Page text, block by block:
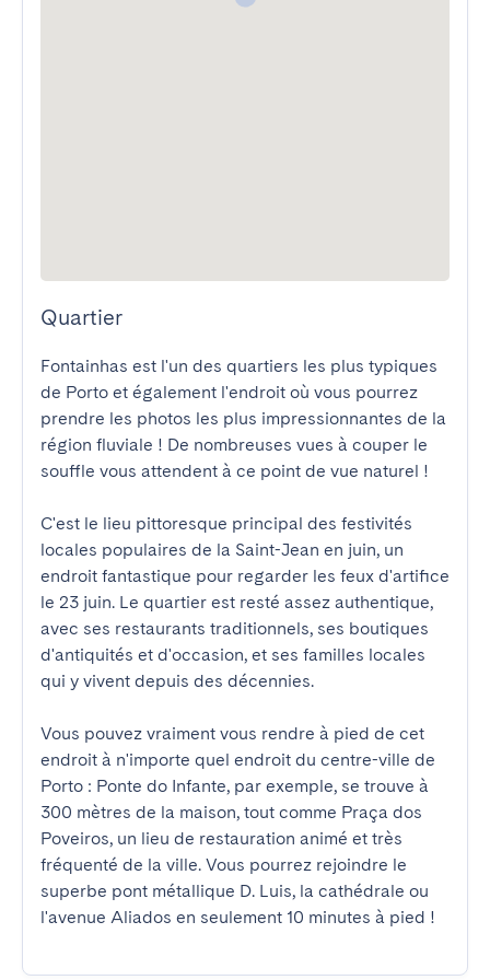
Quartier
Fontainhas est l'un des quartiers les plus typiques
de Porto et également l'endroit où vous pourrez
prendre les photos les plus impressionnantes de la
région fluviale ! De nombreuses vues à couper le
souffle vous attendent à ce point de vue naturel !
C'est le lieu pittoresque principal des festivités
locales populaires de la Saint-Jean en juin, un
endroit fantastique pour regarder les feux d'artifice
le 23 juin. Le quartier est resté assez authentique,
avec ses restaurants traditionnels, ses boutiques
d'antiquités et d'occasion, et ses familles locales
qui y vivent depuis des décennies.
Vous pouvez vraiment vous rendre à pied de cet
endroit à n'importe quel endroit du centre-ville de
Porto : Ponte do Infante, par exemple, se trouve à
300 mètres de la maison, tout comme Praça dos
Poveiros, un lieu de restauration animé et très
fréquenté de la ville. Vous pourrez rejoindre le
superbe pont métallique D. Luis, la cathédrale ou
l'avenue Aliados en seulement 10 minutes à pied !